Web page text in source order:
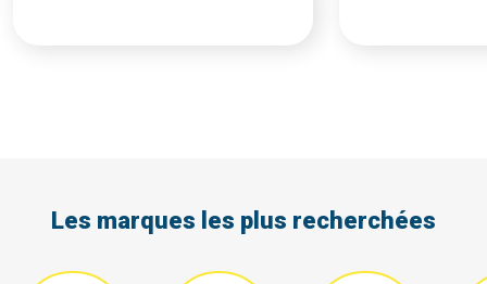
Les marques les plus recherchées